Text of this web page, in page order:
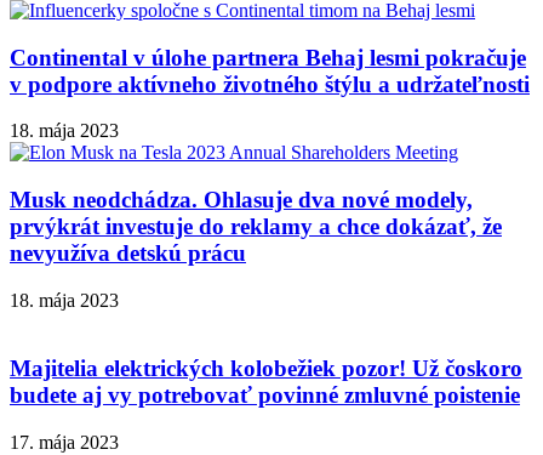
Continental v úlohe partnera Behaj lesmi pokračuje
v podpore aktívneho životného štýlu a udržateľnosti
18. mája 2023
Musk neodchádza. Ohlasuje dva nové modely,
prvýkrát investuje do reklamy a chce dokázať, že
nevyužíva detskú prácu
18. mája 2023
Majitelia elektrických kolobežiek pozor! Už čoskoro
budete aj vy potrebovať povinné zmluvné poistenie
17. mája 2023